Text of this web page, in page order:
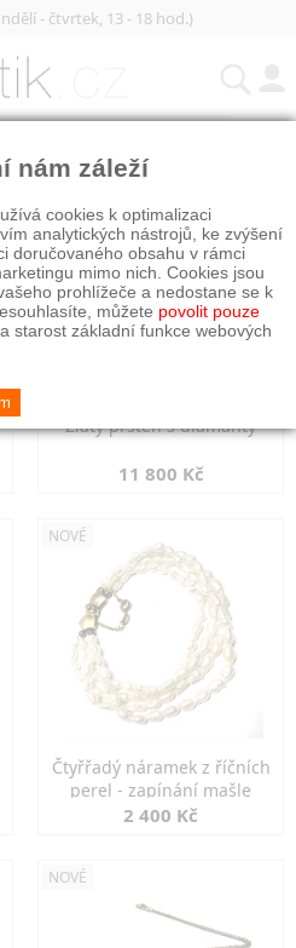
- čtvrtek, 13 - 18 hod.)
Zlatý prsten s diamanty
11 800 Kč
NOVÉ
Čtyřřadý náramek z říčních
perel - zapínání mašle
2 400 Kč
NOVÉ
nám záleží
cookies k optimalizaci
analytických nástrojů, ke zvýšení
doručovaného obsahu v rámci
mimo nich. Cookies jsou
prohlížeče a nedostane se k
můžete povolit pouze
starost základní funkce webových